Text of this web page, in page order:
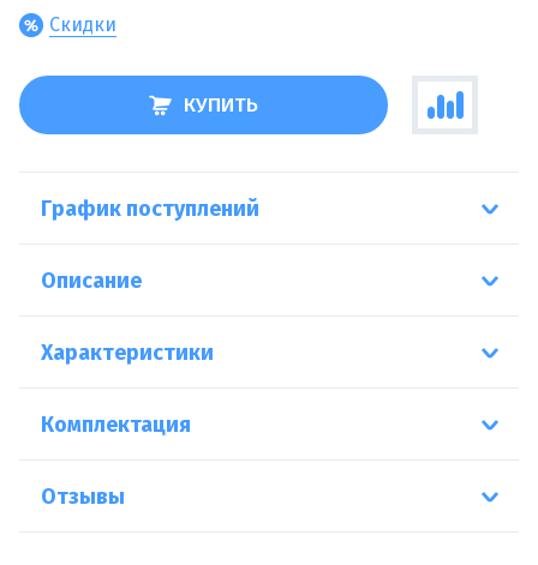
Скидки
КУПИТЬ
График поступлений
Описание
Характеристики
Комплектация
Отзывы